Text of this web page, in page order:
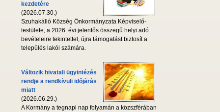
kezdetére
(2026.07.30.)
Szuhakálló Község Önkormányzata Képviselő-
testülete, a 2026. évi jelentős összegű helyi adó
bevételeire tekintettel, újra támogatást biztosít a
település lakói számára.
Változik hivatali ügyintézés
rendje a rendkívüli időjárás
miatt
(2026.06.29.)
A Kormány a tegnapi nap folyamán a közszférában